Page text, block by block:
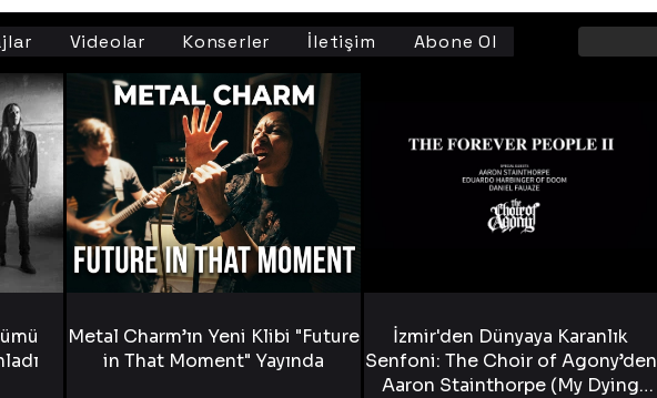
Videolar Konserler İletişim Abone Ol
Metal Charm’ın Yeni Klibi "Future
in That Moment" Yayında
İzmir'den Dünyaya Karanlık
Senfoni: The Choir of Agony’den
Aaron Stainthorpe (My Dying